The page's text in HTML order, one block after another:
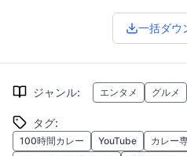
一括ダウ
ジャンル: エンタメ グルメ
タグ:
100時間カレー YouTube カレー